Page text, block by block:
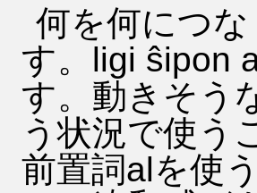
何を何につ
す。ligi ŝipon
す。動きそう
う状況で使う
前置詞alを使